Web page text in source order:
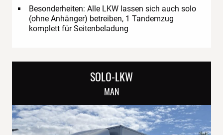
Besonderheiten: Alle LKW lassen sich auch solo
(ohne Anhänger) betreiben, 1 Tandemzug
komplett für Seitenbeladung
SOLO-LKW
MAN